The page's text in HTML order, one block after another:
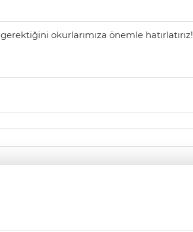
okurlarımıza önemle hatırlatırız!